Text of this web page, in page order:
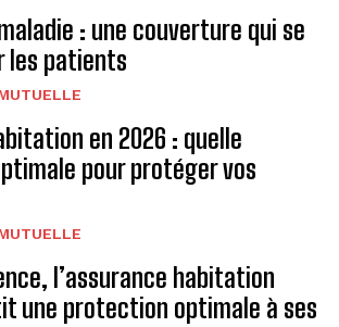
: une couverture qui se
les patients
en 2026 : quelle
pour protéger vos
l’assurance habitation
une protection optimale à ses